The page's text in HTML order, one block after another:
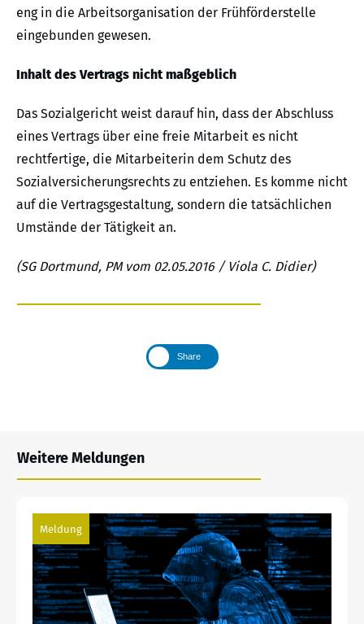
eng in die Arbeitsorganisation der Frühförderstelle
eingebunden gewesen.
Inhalt des Vertrags nicht maßgeblich
Das Sozialgericht weist darauf hin, dass der Abschluss
eines Vertrags über eine freie Mitarbeit es nicht
rechtfertige, die Mitarbeiterin dem Schutz des
Sozialversicherungsrechts zu entziehen. Es komme nicht
auf die Vertragsgestaltung, sondern die tatsächlichen
Umstände der Tätigkeit an.
(SG Dortmund, PM vom 02.05.2016 / Viola C. Didier)
Share
Weitere Meldungen
Meldung